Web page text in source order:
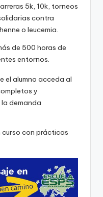
5k, 10k, torneos
contra
o leucemia.
de 500 horas de
entornos.
el alumno acceda al
y
demanda
curso con prácticas